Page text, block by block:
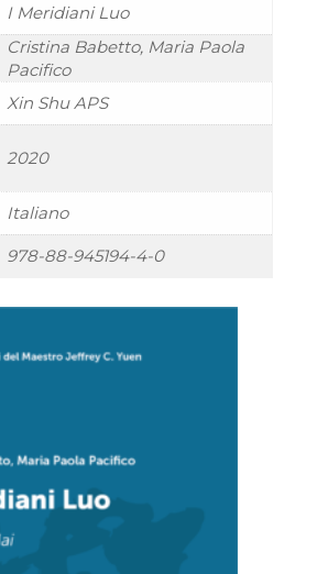
I Meridiani Luo
Cristina Babetto, Maria Paola
Pacifico
Xin Shu APS
2020
Italiano
978-88-945194-4-0